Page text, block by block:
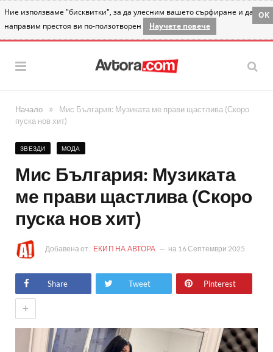
Ние използваме "бисквитки", за да улесним вашето сърфиране и да
направим престоя ви по-ползотворен
Научете повече
OK
Начало »
Мис България: Музиката ме прави щастлива (Скоро
пуска нов хит)
ЗВЕЗДИ МОДА
Мис България: Музиката
ме прави щастлива (Скоро
пуска нов хит)
Добавена от: ЕКИП НА АВТОРА на 16 Септември 2025
Share Tweet Pinterest
+